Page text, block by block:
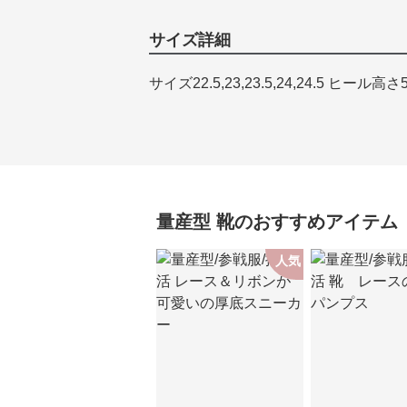
サイズ詳細
サイズ22.5,23,23.5,24,24.5 ヒール高さ
量産型 靴のおすすめアイテム
人気